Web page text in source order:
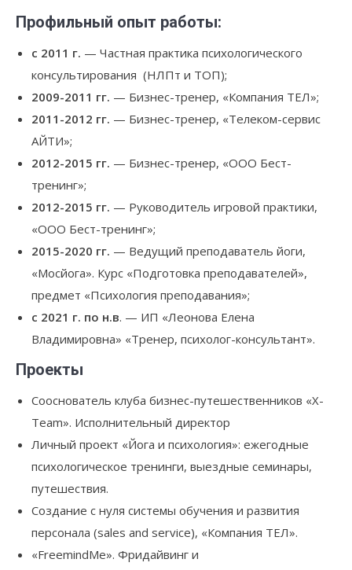
Профильный опыт работы:
с 2011 г. — Частная практика психологического
консультирования (НЛПт и ТОП);
2009-2011 гг. — Бизнес-тренер, «Компания ТЕЛ»;
2011-2012 гг. — Бизнес-тренер, «Телеком-сервис
АЙТИ»;
2012-2015 гг. — Бизнес-тренер, «ООО Бест-
тренинг»;
2012-2015 гг. — Руководитель игровой практики,
«ООО Бест-тренинг»;
2015-2020 гг. — Ведущий преподаватель йоги,
«Мосйога». Курс «Подготовка преподавателей»,
предмет «Психология преподавания»;
с 2021 г. по н.в. — ИП «Леонова Елена
Владимировна» «Тренер, психолог-консультант».
Проекты
Сооснователь клуба бизнес-путешественников «X-
Team». Исполнительный директор
Личный проект «Йога и психология»: ежегодные
психологическое тренинги, выездные семинары,
путешествия.
Создание с нуля системы обучения и развития
персонала (sales and service), «Компания ТЕЛ».
«FreemindMe». Фридайвинг и